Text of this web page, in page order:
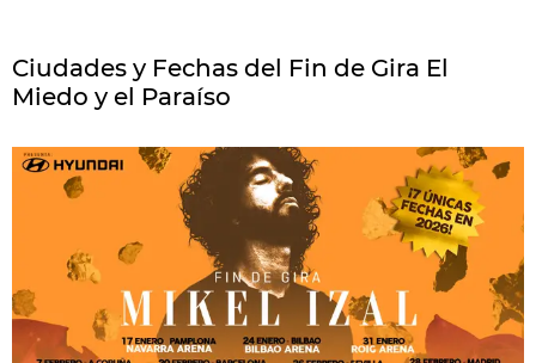
Ciudades y Fechas del Fin de Gira El
Miedo y el Paraíso